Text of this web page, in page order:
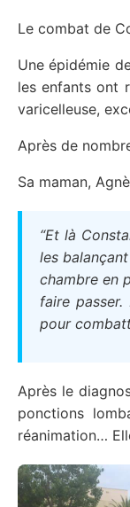
Le combat de
Une épidémie
les enfants ont
varicelleuse,
Après de
Sa maman,
“Et là
les
chambre en
faire
pour
Après le
ponctions
réanimation…